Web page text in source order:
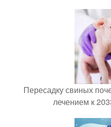
Пересадку свиных
лечением к